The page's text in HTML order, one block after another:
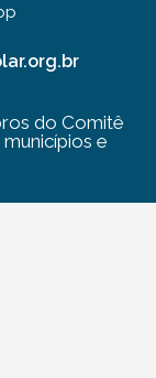
do Comitê
e